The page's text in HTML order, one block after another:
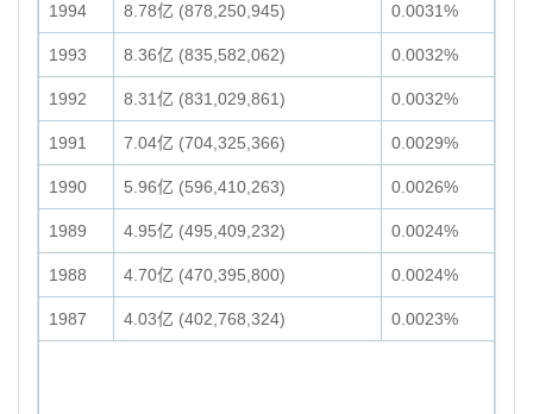
1994 8.78亿 (878,250,945) 0.0031%
1993 8.36亿 (835,582,062) 0.0032%
1992 8.31亿 (831,029,861) 0.0032%
1991 7.04亿 (704,325,366) 0.0029%
1990 5.96亿 (596,410,263) 0.0026%
1989 4.95亿 (495,409,232) 0.0024%
1988 4.70亿 (470,395,800) 0.0024%
1987 4.03亿 (402,768,324) 0.0023%